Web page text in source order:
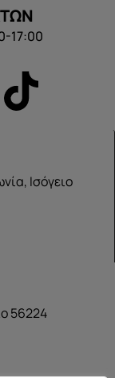
17:00
Ισόγειο
56224